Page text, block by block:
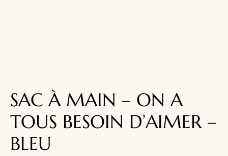
SAC À MAIN – ON A
TOUS BESOIN D’AIMER –
BLEU